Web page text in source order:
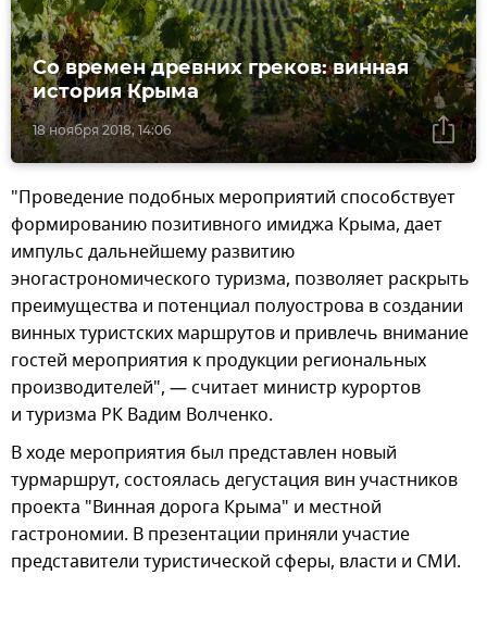
18 ноября 2018, 14:06
Со времен древних греков: винная
история Крыма
"Проведение подобных мероприятий способствует
формированию позитивного имиджа Крыма, дает
импульс дальнейшему развитию
эногастрономического туризма, позволяет раскрыть
преимущества и потенциал полуострова в создании
винных туристских маршрутов и привлечь внимание
гостей мероприятия к продукции региональных
производителей", — считает министр курортов
и туризма РК Вадим Волченко.
В ходе мероприятия был представлен новый
турмаршрут, состоялась дегустация вин участников
проекта "Винная дорога Крыма" и местной
гастрономии. В презентации приняли участие
представители туристической сферы, власти и СМИ.